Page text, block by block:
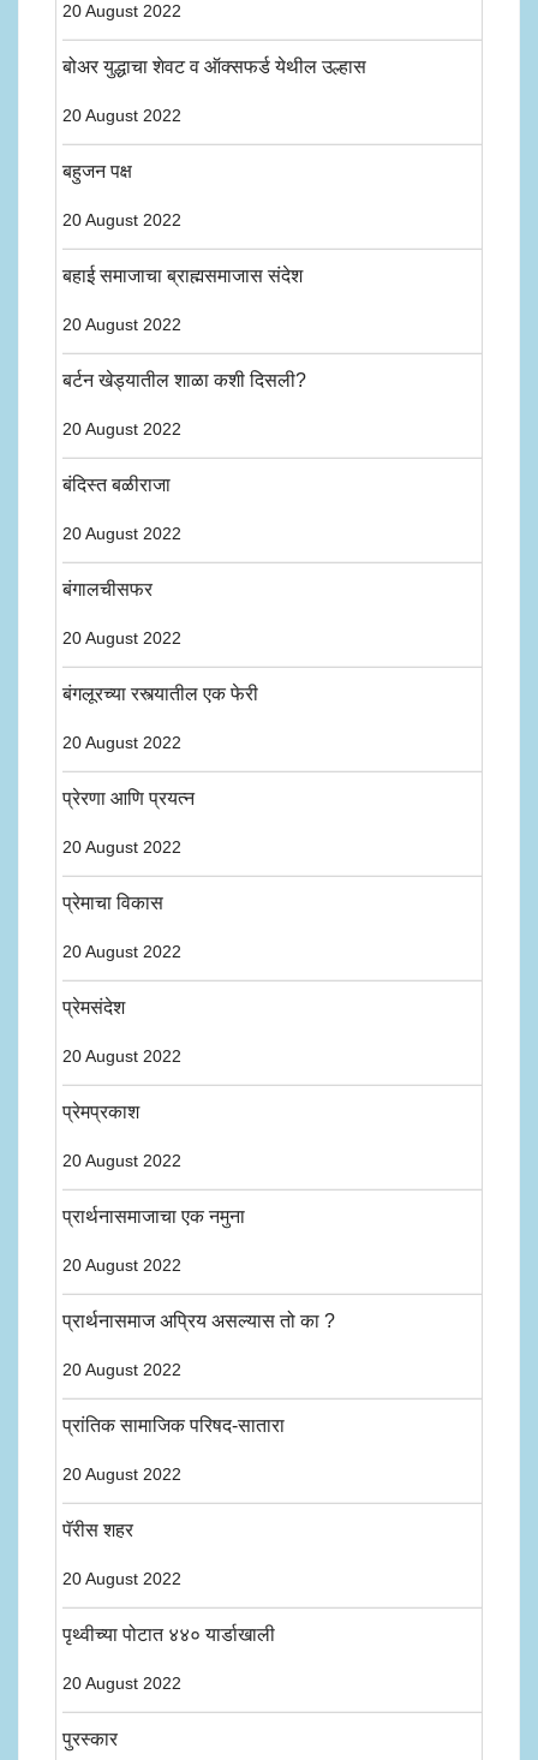
20 August 2022
बोअर युद्धाचा शेवट व ऑक्सफर्ड येथील उल्हास
20 August 2022
बहुजन पक्ष
20 August 2022
बहाई समाजाचा ब्राह्मसमाजास संदेश
20 August 2022
बर्टन खेड्यातील शाळा कशी दिसली?
20 August 2022
बंदिस्त बळीराजा
20 August 2022
बंगालचीसफर
20 August 2022
बंगलूरच्या रस्त्यातील एक फेरी
20 August 2022
प्रेरणा आणि प्रयत्न
20 August 2022
प्रेमाचा विकास
20 August 2022
प्रेमसंदेश
20 August 2022
प्रेमप्रकाश
20 August 2022
प्रार्थनासमाजाचा एक नमुना
20 August 2022
प्रार्थनासमाज अप्रिय असल्यास तो का ?
20 August 2022
प्रांतिक सामाजिक परिषद-सातारा
20 August 2022
पॅरीस शहर
20 August 2022
पृथ्वीच्या पोटात ४४० यार्डाखाली
20 August 2022
पुरस्कार